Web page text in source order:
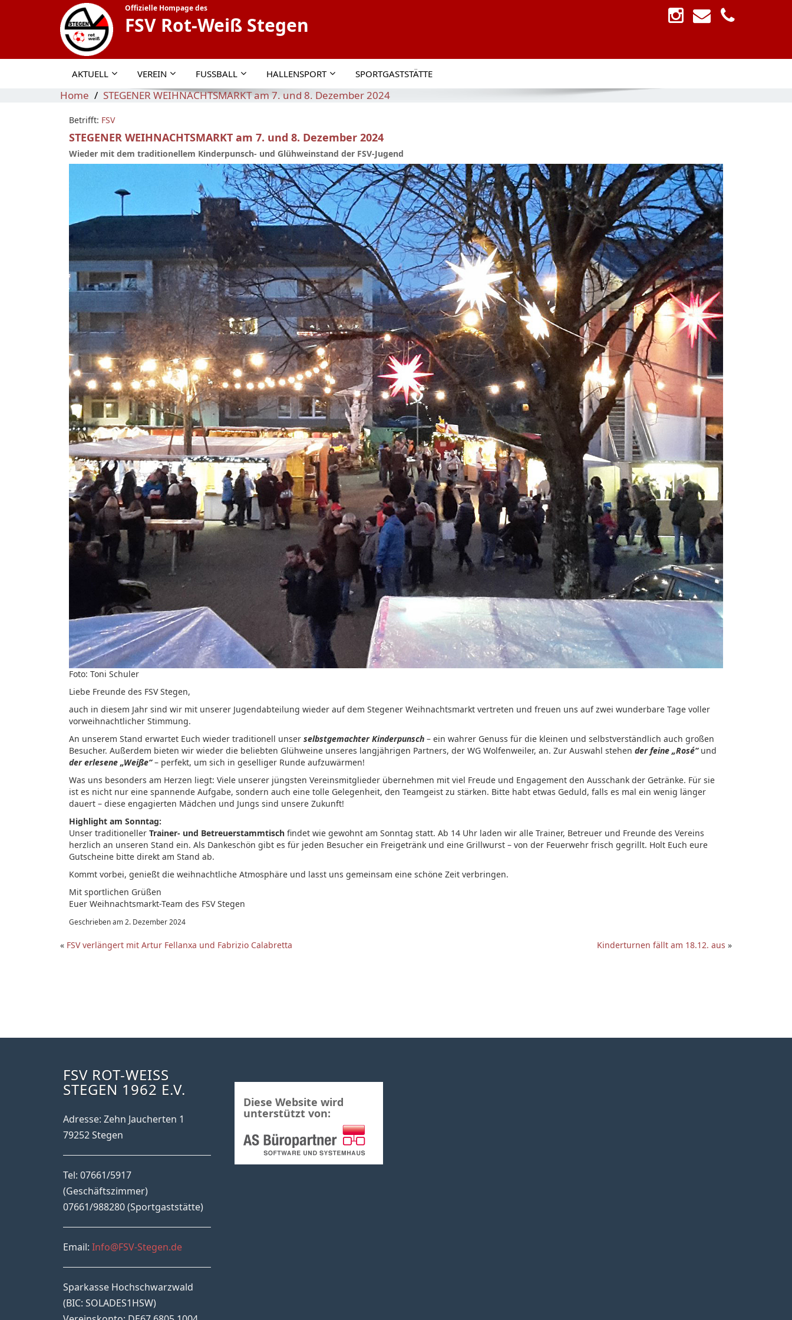
Offizielle Hompage des
FSV Rot-Weiß Stegen
AKTUELL VEREIN FUSSBALL HALLENSPORT SPORTGASTSTÄTTE
Home STEGENER WEIHNACHTSMARKT am 7. und 8. Dezember 2024
Betrifft: FSV
STEGENER WEIHNACHTSMARKT am 7. und 8. Dezember 2024
Wieder mit dem traditionellem Kinderpunsch- und Glühweinstand der FSV-Jugend
Foto: Toni Schuler
Liebe Freunde des FSV Stegen,
auch in diesem Jahr sind wir mit unserer Jugendabteilung wieder auf dem Stegener Weihnachtsmarkt vertreten und freuen uns auf zwei wunderbare Tage voller
vorweihnachtlicher Stimmung.
An unserem Stand erwartet Euch wieder traditionell unser selbstgemachter Kinderpunsch – ein wahrer Genuss für die kleinen und selbstverständlich auch großen
Besucher. Außerdem bieten wir wieder die beliebten Glühweine unseres langjährigen Partners, der WG Wolfenweiler, an. Zur Auswahl stehen der feine „Rosé“und
der erlesene „Weiße“– perfekt, um sich in geselliger Runde aufzuwärmen!
Was uns besonders am Herzen liegt: Viele unserer jüngsten Vereinsmitglieder übernehmen mit viel Freude und Engagement den Ausschank der Getränke. Für sie
ist es nicht nur eine spannende Aufgabe, sondern auch eine tolle Gelegenheit, den Teamgeist zu stärken. Bitte habt etwas Geduld, falls es mal ein wenig länger
dauert – diese engagierten Mädchen und Jungs sind unsere Zukunft!
Highlight am Sonntag:
Unser traditioneller Trainer- und Betreuerstammtisch findet wie gewohnt am Sonntag statt. Ab 14 Uhr laden wir alle Trainer, Betreuer und Freunde des Vereins
herzlich an unseren Stand ein. Als Dankeschön gibt es für jeden Besucher ein Freigetränk und eine Grillwurst – von der Feuerwehr frisch gegrillt. Holt Euch eure
Gutscheine bitte direkt am Stand ab.
Kommt vorbei, genießt die weihnachtliche Atmosphäre und lasst uns gemeinsam eine schöne Zeit verbringen.
Mit sportlichen Grüßen
Euer Weihnachtsmarkt-Team des FSV Stegen
Geschrieben am 2. Dezember 2024
« FSV verlängert mit Artur Fellanxa und Fabrizio Calabretta Kinderturnen fällt am 18.12. aus »
FSV ROT-WEISS S
TEGEN 1962 E.V.
Adresse: Zehn Jaucherten 1
79252 Stegen
Tel: 07661/5917
(Geschäftszimmer)
07661/988280 (Sportgaststätte)
Email: Info@FSV-Stegen.de
Sparkasse Hochschwarzwald
(BIC: SOLADES1HSW)
Diese Website wird
unterstützt von: